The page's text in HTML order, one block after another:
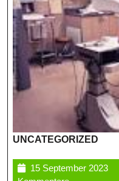
UNCATEGORIZED
15 September 202315